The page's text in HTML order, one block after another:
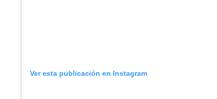
Ver esta publicación en Instagram